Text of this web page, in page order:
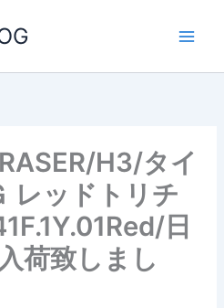
H3/タイ
レッドトリチ
日
荷致しまし